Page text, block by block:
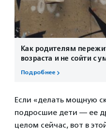
Как родителям
возраста и не сойти с
Подробнее
Если «делать мощную
подросшие дети — ее
целом сейчас, вот в